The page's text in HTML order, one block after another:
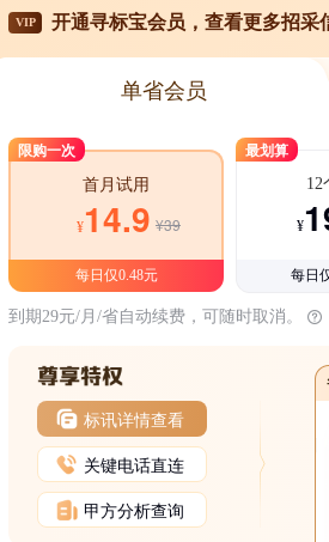
VIP 开通寻标宝会员，查看更多招采
单省会员
限购一次
首月试用
¥14.9 ¥39
每日仅0.48元
最划算
12
¥
每日
到期29元/月/省自动续费，可随时取消。
标讯详情查看
关键电话直连
甲方分析查询